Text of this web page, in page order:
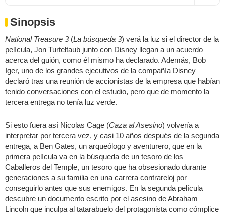
Sinopsis
National Treasure 3(La búsqueda 3) verá la luz si el director de la
película, Jon Turteltaub junto con Disney llegan a un acuerdo
acerca del guión, como él mismo ha declarado. Además, Bob
Iger, uno de los grandes ejecutivos de la compañía Disney
declaró tras una reunión de accionistas de la empresa que habían
tenido conversaciones con el estudio, pero que de momento la
tercera entrega no tenía luz verde.
Si esto fuera así Nicolas Cage (Caza al Asesino) volvería a
interpretar por tercera vez, y casi 10 años después de la segunda
entrega, a Ben Gates, un arqueólogo y aventurero, que en la
primera película va en la búsqueda de un tesoro de los
Caballeros del Temple, un tesoro que ha obsesionado durante
generaciones a su familia en una carrera contrareloj por
conseguirlo antes que sus enemigos. En la segunda película
descubre un documento escrito por el asesino de Abraham
Lincoln que inculpa al tatarabuelo del protagonista como cómplice